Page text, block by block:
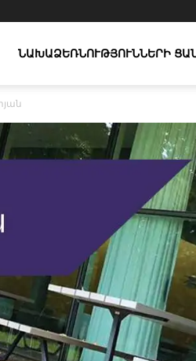
ՆԱԽԱՁԵՌՆՈՒԹՅՈՒՆՆԵՐԻ